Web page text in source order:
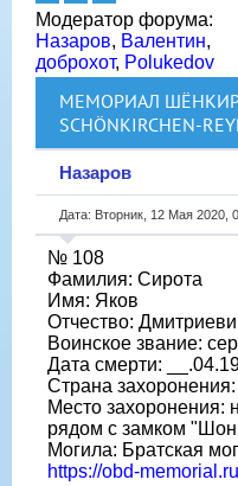
Модератор форума:
Назаров, Валентин,
доброхот, Polukedov
МЕМОРИАЛ
SCHÖNKIRCHEN-
Назаров
Дата: Вторник, 12 Мая 2020,
№ 108
Фамилия: Сирота
Имя: Яков
Отчество:
Воинское звание:
Дата смерти:
Страна
Место захоронения:
рядом с замком
Могила: Братская
https://obd-